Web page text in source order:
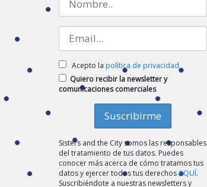
Acepto la política de privacidad
Quiero recibir la newsletter y
comunicaciones comerciales
Sisters and the City somos las responsables
del tratamiento de tus datos. Puedes
conocer más acerca de cómo tratamos tus
datos y ejercer todos tus derechosAQUÍ.
Suscribiéndote a nuestras newsletters y